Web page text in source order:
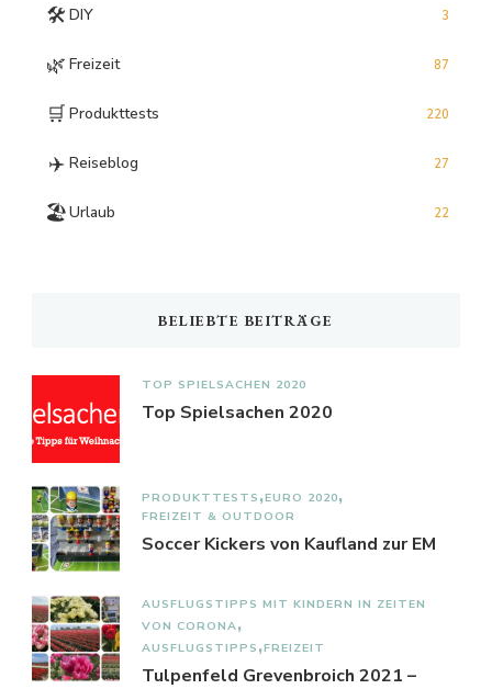
🛠️ DIY 3
🌿 Freizeit 87
🛒 Produkttests 220
✈️ Reiseblog 27
🏖️Urlaub 22
BELIEBTE BEITRÄGE
TOP SPIELSACHEN 2020
Top Spielsachen 2020
PRODUKTTESTS EURO 2020
FREIZEIT & OUTDOOR
Soccer Kickers von Kaufland zur EM
AUSFLUGSTIPPS MIT KINDERN IN ZEITEN
VON CORONA
AUSFLUGSTIPPS FREIZEIT
Tulpenfeld Grevenbroich 2021 –